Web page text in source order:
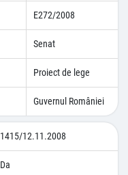
E272/2008
Senat
Proiect de lege
Guvernul României
1415/12.11.2008
Da